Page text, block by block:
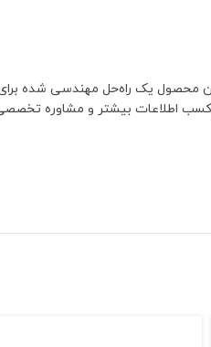
محصول یک راه‌حل مهندسی شده برای
کسب اطلاعات بیشتر و مشاوره